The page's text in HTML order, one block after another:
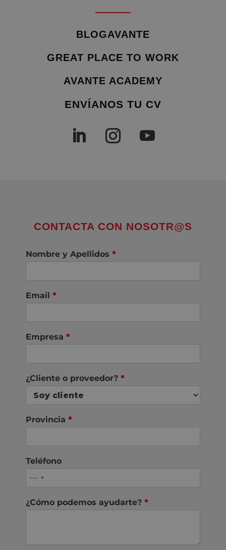
BLOGAVANTE
GREAT PLACE TO WORK
AVANTE ACADEMY
ENVÍANOS TU CV
CONTACTA CON NOSOTR@S
Nombre y Apellidos *
Email *
Empresa *
¿Cliente o proveedor? *
Provincia *
Teléfono
¿Cómo podemos ayudarte? *